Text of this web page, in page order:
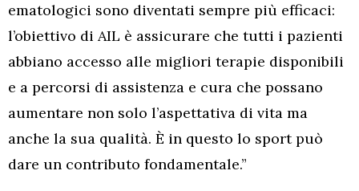
ematologici sono diventati sempre più efficaci:
l’obiettivo di AIL è assicurare che tutti i pazienti
abbiano accesso alle migliori terapie disponibili
e a percorsi di assistenza e cura che possano
aumentare non solo l’aspettativa di vita ma
anche la sua qualità. È in questo lo sport può
dare un contributo fondamentale.”